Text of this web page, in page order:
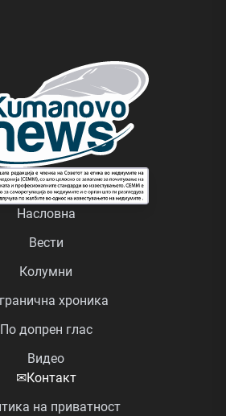
Насловна
Вести
Колумни
хроника
По допрен глас
Видео
✉Контакт
на приватност